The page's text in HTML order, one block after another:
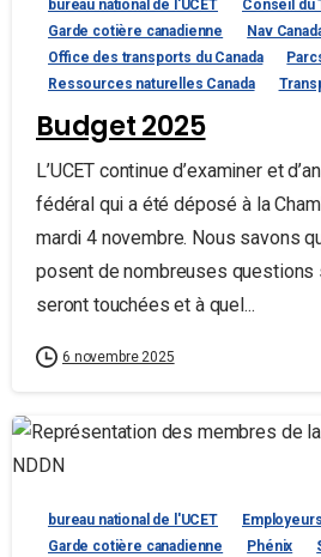
bureau national de l'UCET
Conseil du
Garde cotière canadienne
Nav
Office des transports du Canada
Ressources naturelles Canada
Budget 2025
L’UCET continue d’examiner et
fédéral qui a été déposé à la
mardi 4 novembre. Nous savons
posent de nombreuses questions
seront touchées et à quel...
6 novembre 2025
bureau national de l'UCET
Employeurs
Garde cotière canadienne
Phénix